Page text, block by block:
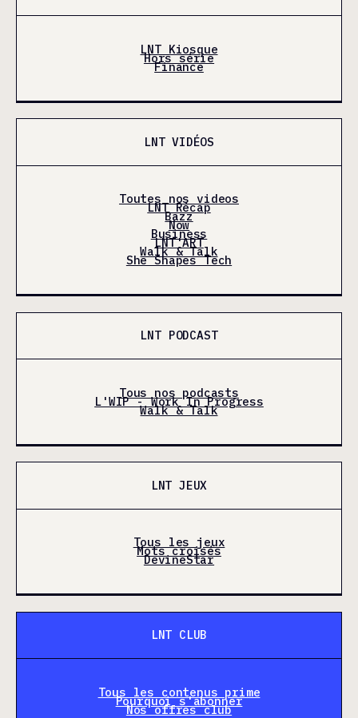
LNT Kiosque
Hors série
Finance
LNT VIDÉOS
Toutes nos videos
LNT Récap
Bazz
Now
Business
LNT'ART
Walk & Talk
She Shapes Tech
LNT PODCAST
Tous nos podcasts
L'WIP - Work In Progress
Walk & Talk
LNT JEUX
Tous les jeux
Mots croisés
DevineStar
LNT CLUB
Tous les contenus prime
Pourquoi s'abonner
Nos offres club